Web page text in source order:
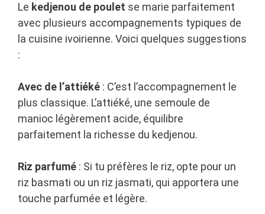
Le kedjenou de poulet se marie parfaitement
avec plusieurs accompagnements typiques de
la cuisine ivoirienne. Voici quelques suggestions
:
Avec de l’attiéké : C’est l’accompagnement le
plus classique. L’attiéké, une semoule de
manioc légèrement acide, équilibre
parfaitement la richesse du kedjenou.
Riz parfumé : Si tu préfères le riz, opte pour un
riz basmati ou un riz jasmati, qui apportera une
touche parfumée et légère.